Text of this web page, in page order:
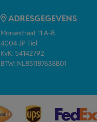
ADRESGEGEVENS
Morsestraat 11 A-B
4004 JP Tiel
KvK: 54142792
BTW: NL851187638B01